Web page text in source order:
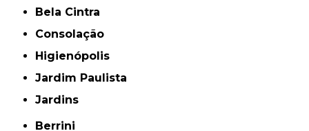
Bela Cintra
Consolação
Higienópolis
Jardim Paulista
Jardins
Berrini